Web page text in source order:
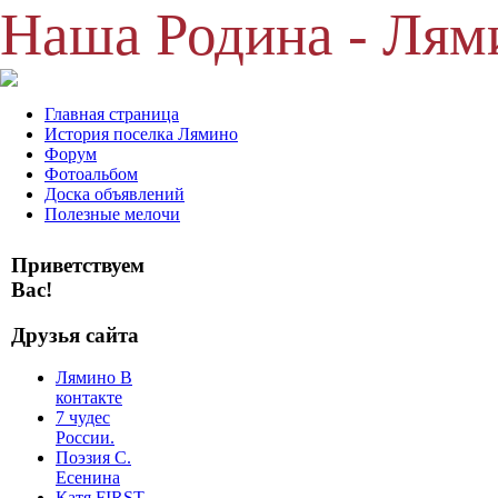
Наша Родина -
Главная страница
История поселка Лямино
Форум
Фотоальбом
Доска объявлений
Полезные мелочи
Приветствуем
Вас!
Друзья сайта
Лямино В
контакте
7 чудес
России.
Поэзия С.
Есенина